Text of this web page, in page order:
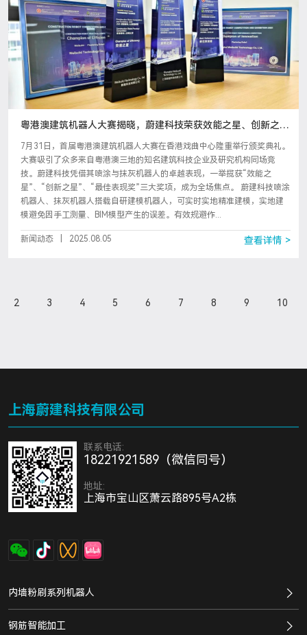
粤港澳建筑机器人大赛揭晓，蔚建科技荣获效能之星、创新之
7月31日，首届粤港澳建筑机器人大赛在香港戏曲中心隆重举行颁奖典礼。
大赛吸引了众多来自粤港澳三地的知名建筑科技企业及研究机构同场竞
技。蔚建科技凭借其喷涂与抹灰机器人的卓越表现，一举揽获“效能之
星”、“创新之星”、“最佳表现奖”三大奖项，成为全场焦点。 蔚建科技喷涂
机器人、抹灰机器人搭载自研建模机器人，可实时实地精准建模，实地建
模避免因手工测量、BIM模型产生的误差。有效规避作...
新闻动态 2025.08.05 查看详情 >
2 3 4 5 6 7 8 9 10
上海蔚建科技有限公司
联系电话:
18221921589（微信同号）
地址:
上海市宝山区萧云路895号A2栋
内墙粉刷系列机器人
钢筋智能加工